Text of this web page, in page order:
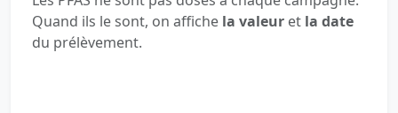
Quand ils le sont, on affiche la valeur et la date
du prélèvement.